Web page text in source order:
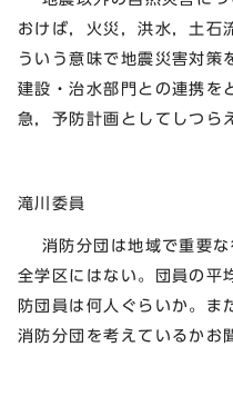
おけば，火災，洪水，土石
ういう意味で地震災害対策
建設・治水部門との連携を
急，予防計画としてしつら
滝川委員
消防分団は地域で重要な
全学区にはない。団員の平
防団員は何人ぐらいか。ま
消防分団を考えているかお